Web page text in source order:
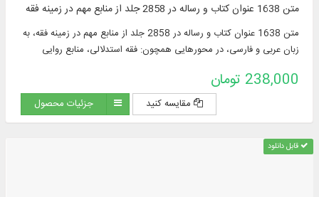
متن 1638 عنوان کتاب و رساله در 2858 جلد از منابع مهم در زمينه فقه
متن 1638 عنوان کتاب و رساله در 2858 جلد از منابع مهم در زمينه فقه، به
زبان عربی و فارسی، در محورهایی همچون: فقه استدلالی، منابع روایی
مستحدثه، فقه مقارن ...
238,000 تومان
مقایسه کنید جزئیات محصول
قابل دانلود